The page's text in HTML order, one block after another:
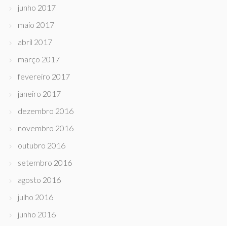
junho 2017
maio 2017
abril 2017
março 2017
fevereiro 2017
janeiro 2017
dezembro 2016
novembro 2016
outubro 2016
setembro 2016
agosto 2016
julho 2016
junho 2016